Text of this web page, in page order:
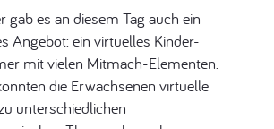
gab es an diesem Tag auch ein
Angebot: ein virtuelles Kinder-
mit vielen Mitmach-Elementen.
die Erwachsenen virtuelle
unterschiedlichen